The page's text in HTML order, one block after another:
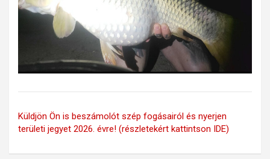
Küldjön Ön is beszámolót szép fogásairól és nyerjen
területi jegyet 2026. évre! (részletekért kattintson IDE)